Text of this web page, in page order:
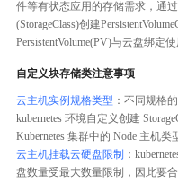
件等有状态应用的存储需求，通
(StorageClass)创建
PersistentVolume(PV)与云盘绑定使
自定义块存储类注意事项
云主机实例规格类型 ：不同规格
kubernetes 环境自定义创建
Kubernetes 集群中的 Node 主机类
云主机挂载云硬盘限制 ：
盘数量受最大数量限制，因此要